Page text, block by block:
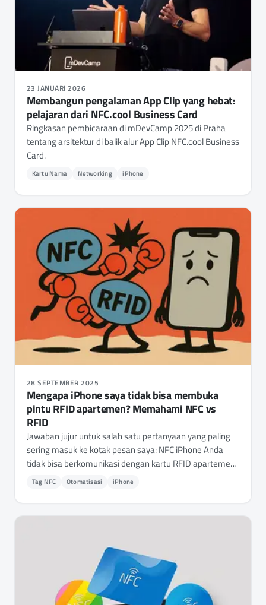
23 JANUARI 2026
Membangun pengalaman App Clip yang hebat:
pelajaran dari NFC.cool Business Card
Ringkasan pembicaraan di mDevCamp 2025 di Praha
tentang arsitektur di balik alur App Clip NFC.cool Business
Card.
Kartu Nama Networking iPhone
28 SEPTEMBER 2025
Mengapa iPhone saya tidak bisa membuka
pintu RFID apartemen? Memahami NFC vs
RFID
Jawaban jujur untuk salah satu pertanyaan yang paling
sering masuk ke kotak pesan saya: NFC iPhone Anda
tidak bisa berkomunikasi dengan kartu RFID apartemen
Anda, dan Apple memang sengaja seperti itu.
Tag NFC Otomatisasi iPhone